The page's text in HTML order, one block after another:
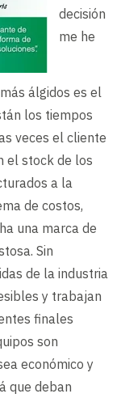
decisión
me he
álgidos es el
los tiempos
veces el cliente
el stock de los
a la
de costos,
una marca de
Sin
de la industria
y trabajan
finales
son
económico y
que deban